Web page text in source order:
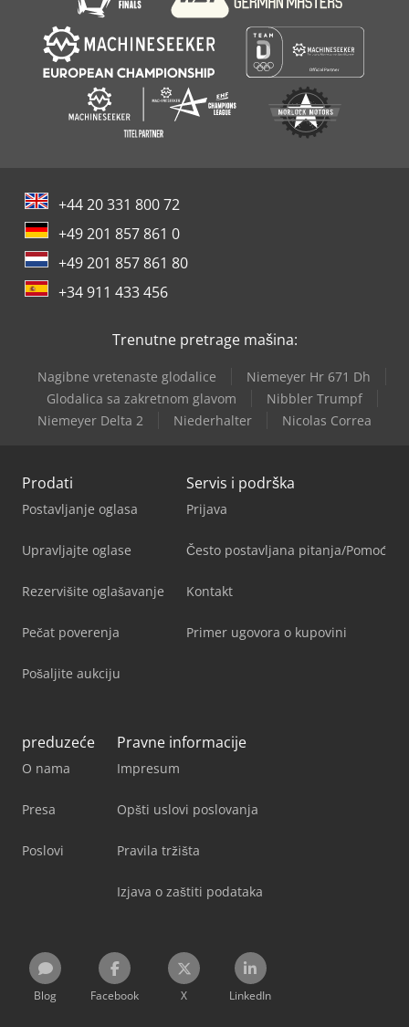
+44 20 331 800 72
+49 201 857 861 0
+49 201 857 861 80
+34 911 433 456
Trenutne pretrage mašina:
Nagibne vretenaste glodalice
Niemeyer Hr 671 Dh
Glodalica sa zakretnom glavom
Nibbler Trumpf
Niemeyer Delta 2
Niederhalter Nicolas Correa
Prodati
Postavljanje oglasa
Upravljajte oglase
Rezervišite oglašavanje
Pečat poverenja
Pošaljite aukciju
Servis i podrška
Prijava
Često postavljana pitanja/Pomoć
Kontakt
Primer ugovora o kupovini
preduzeće
O nama
Presa
Poslovi
Pravne informacije
Impresum
Opšti uslovi poslovanja
Pravila tržišta
Izjava o zaštiti podataka
Blog Facebook X LinkedIn